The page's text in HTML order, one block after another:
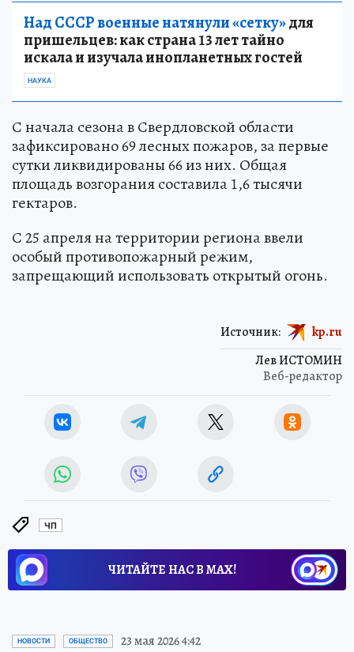
Над СССР военные натянули «сетку»для
пришельцев: как страна 13 лет тайно
искала и изучала инопланетных гостей
НАУКА
С начала сезона в Свердловской области
зафиксировано 69 лесных пожаров, за первые
сутки ликвидированы 66 из них. Общая
площадь возгорания составила 1,6 тысячи
гектаров.
С 25 апреля на территории региона ввели
особый противопожарный режим,
запрещающий использовать открытый огонь.
Лев ИСТОМИН
Веб-редактор
Источник: kp.ru
ЧП
ЧИТАЙТЕ НАС В МАХ!
НОВОСТИ ОБЩЕСТВО 23 мая 2026 4:42